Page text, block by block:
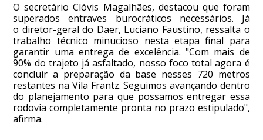
O secretário Clóvis Magalhães, destacou que foram
superados entraves burocráticos necessários. Já
o diretor-geral do Daer, Luciano Faustino, ressalta o
trabalho técnico minucioso nesta etapa final para
garantir uma entrega de excelência. "Com mais de
90% do trajeto já asfaltado, nosso foco total agora é
concluir a preparação da base nesses 720 metros
restantes na Vila Frantz. Seguimos avançando dentro
do planejamento para que possamos entregar essa
rodovia completamente pronta no prazo estipulado",
afirma.